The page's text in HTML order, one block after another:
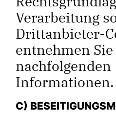
Verarbeitung
Drittanbieter-
entnehmen
nachfolgenden
Informationen.
C)